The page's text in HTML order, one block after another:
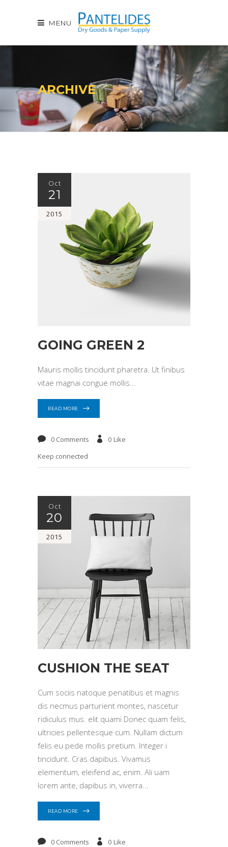
MENU
ARCHIVE
Oct
21
2015
GOING GREEN 2
Mauris mollis tincidunt pharetra. Ut finibus
vitae magnai congue mollis
READ MORE
0 Comments 0 Like
Keep connected
Oct
20
2015
CUSHION THE SEAT
Cum sociis natoque penatibus et magnis
dis necmus parturient montes, nascetur
ridiculus mus. elit quami Donec quam felis,
ultricies pellentesque cum. Nullam dictum
felis eu pede mollis pretium. Integer i
tincidunt. Cras dapibus. Vivamus
elementum, eleifend ac, enim. Ali uam
lorem ante, dapibus in, viverra
READ MORE
0 Comments 0 Like